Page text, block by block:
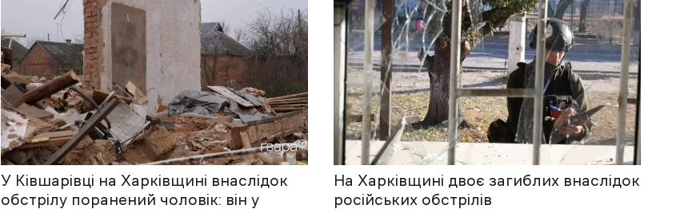
У Ківшарівці на Харківщині внаслідок
обстрілу поранений чоловік: він у
На Харківщині двоє загиблих внаслідок
російських обстрілів